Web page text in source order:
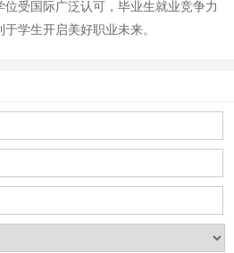
受国际广泛认可，毕业生就业竞争力
学生开启美好职业未来。